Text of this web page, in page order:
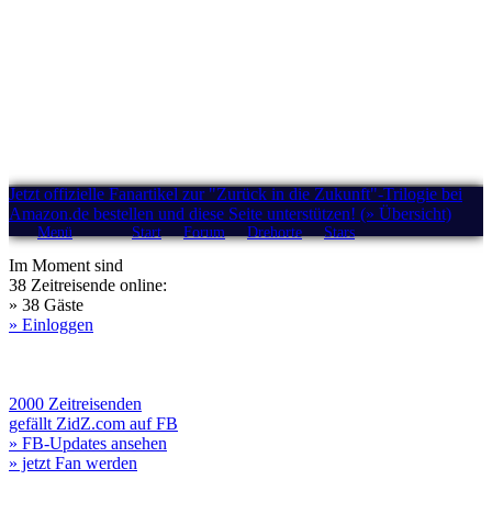
Jetzt offizielle Fanartikel zur "Zurück in die Zukunft"-Trilogie bei
Amazon.de bestellen und diese Seite unterstützen! (» Übersicht)
Menü Start Forum Drehorte Stars
Im Moment sind
38 Zeitreisende online:
» 38 Gäste
» Einloggen
2000 Zeitreisenden
gefällt ZidZ.com auf FB
» FB-Updates ansehen
» jetzt Fan werden